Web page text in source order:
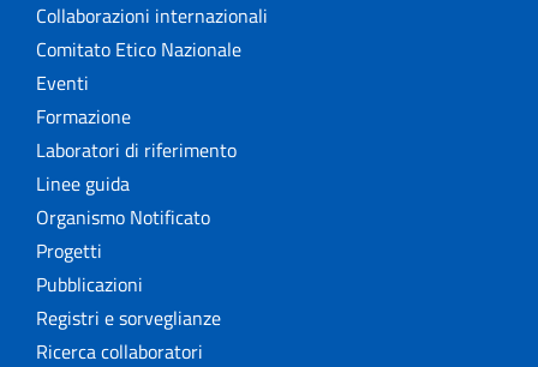
Collaborazioni internazionali
Comitato Etico Nazionale
Eventi
Formazione
Laboratori di riferimento
Linee guida
Organismo Notificato
Progetti
Pubblicazioni
Registri e sorveglianze
Ricerca collaboratori